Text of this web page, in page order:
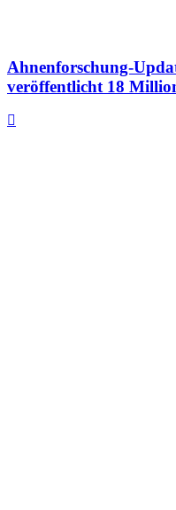
Ahnenforschung-
veröffentlicht 18